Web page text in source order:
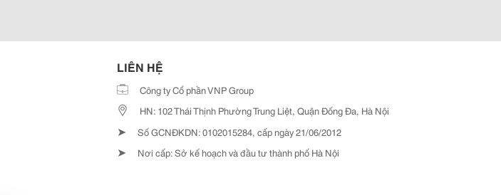
LIÊN HỆ
Công ty Cổ phần VNP Group
HN: 102 Thái Thịnh Phường Trung Liệt, Quận Đống Đa, Hà Nội
➤ Số GCNĐKDN: 0102015284, cấp ngày 21/06/2012
➤ Nơi cấp: Sở kế hoạch và đầu tư thành phố Hà Nội